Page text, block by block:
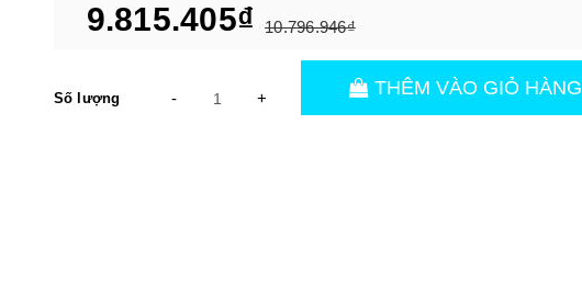
9.815.405₫ 10.796.946₫
Số lượng - + THÊM VÀO GIỎ HÀNG